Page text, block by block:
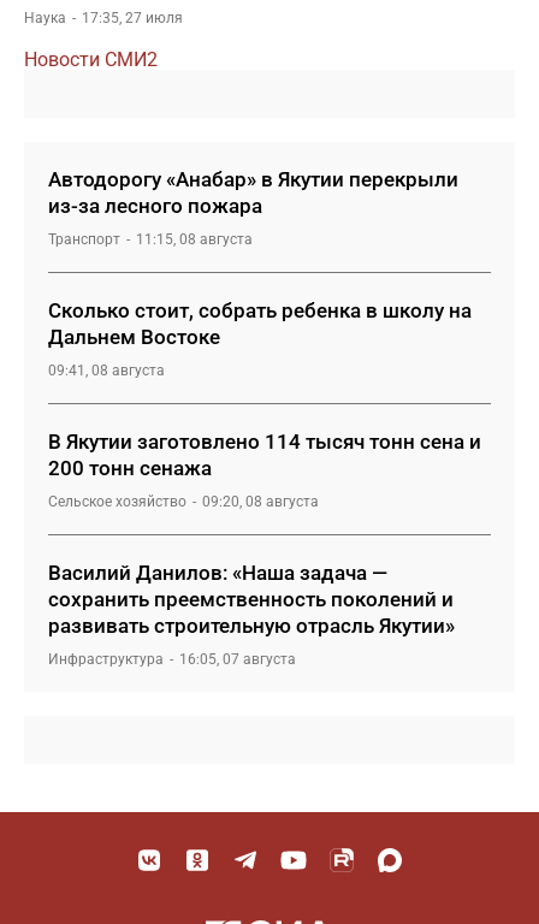
Наука 17:35, 27 июля
Новости СМИ2
Автодорогу «Анабар» в Якутии перекрыли
из-за лесного пожара
Транспорт 11:15, 08 августа
Сколько стоит, собрать ребенка в школу на
Дальнем Востоке
09:41, 08 августа
В Якутии заготовлено 114 тысяч тонн сена и
200 тонн сенажа
Сельское хозяйство 09:20, 08 августа
Василий Данилов: «Наша задача —
сохранить преемственность поколений и
развивать строительную отрасль Якутии»
Инфраструктура 16:05, 07 августа